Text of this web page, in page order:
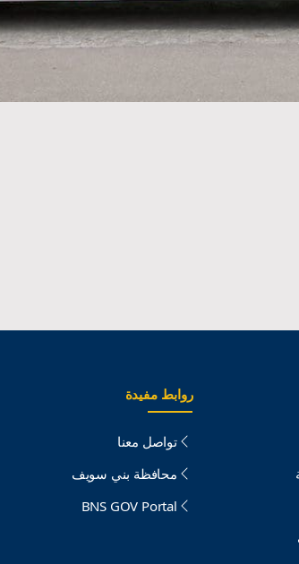
روابط مفيدة
تواصل معنا
محافظة بني سويف
BNS GOV Portal